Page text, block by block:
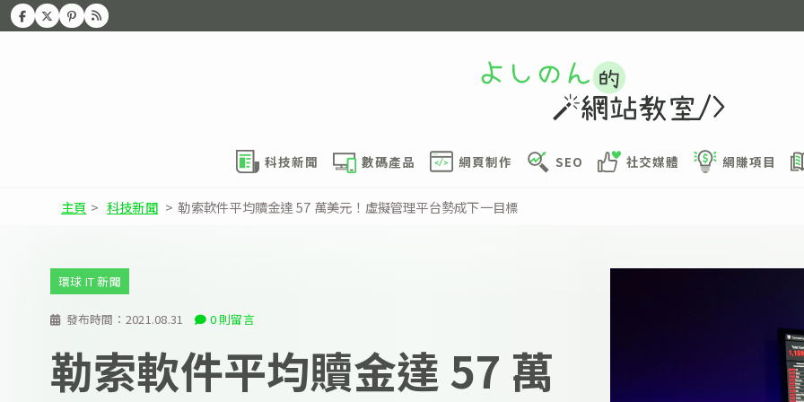
科技新聞 數碼產品 網頁制作 SEO 社交媒體 網賺項目
主頁 > 科技新聞 > 勒索軟件平均贖金達 57 萬美元！虛擬管理平台勢成下一目標
發布時間： 2021.08.31 0 則留言
環球 IT 新聞
勒索軟件平均贖金達 57 萬